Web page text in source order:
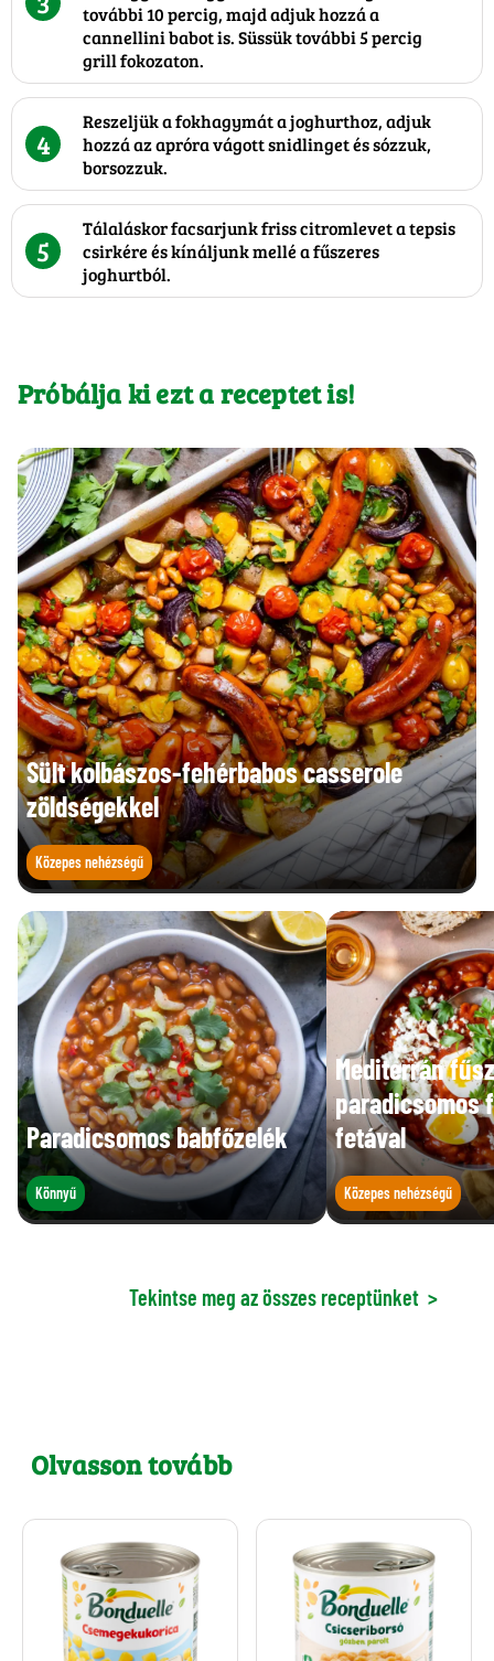
további 10 percig, majd adjuk hozzá a
cannellini babot is. Süssük további 5 percig
grill fokozaton.
4
Reszeljük a fokhagymát a joghurthoz, adjuk
hozzá az apróra vágott snidlinget és sózzuk,
borsozzuk.
5
Tálaláskor facsarjunk friss citromlevet a tepsis
csirkére és kínáljunk mellé a fűszeres
joghurtból.
Próbálja ki ezt a receptet is!
Sült kolbászos-fehérbabos casserole
zöldségekkel
Közepes nehézségű
Paradicsomos babfőzelék
Könnyű
Mediterrán
paradicsomos
fetával
Közepes nehézségű
Tekintse meg az összes receptünket >
Olvasson tovább